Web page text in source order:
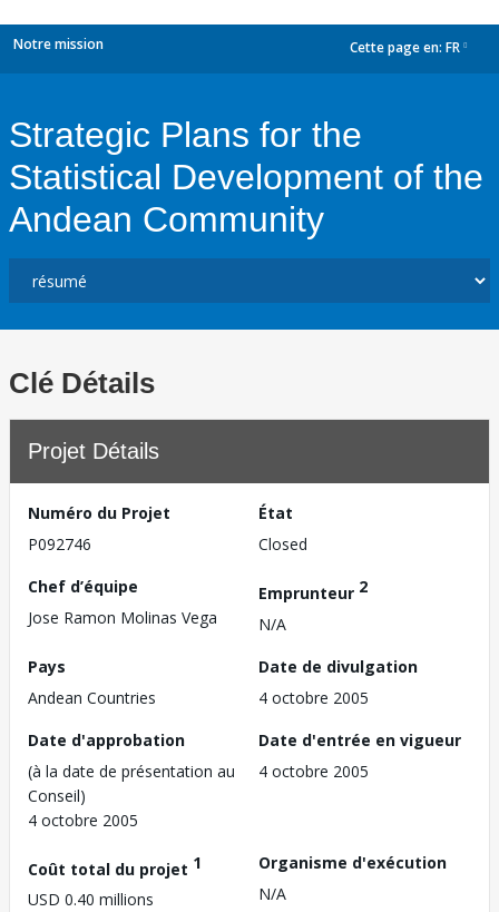
Notre mission Cette page en: FR
Strategic Plans for the
Statistical Development of the
Andean Community
Clé Détails
Projet Détails
Numéro du Projet
P092746
État
Closed
Chef d’équipe
Jose Ramon Molinas Vega
Emprunteur 2
N/A
Pays
Andean Countries
Date de divulgation
4 octobre 2005
Date d'approbation
(à la date de présentation au
Conseil)
4 octobre 2005
Date d'entrée en vigueur
4 octobre 2005
Coût total du projet 1
USD 0.40 millions
Organisme d'exécution
N/A